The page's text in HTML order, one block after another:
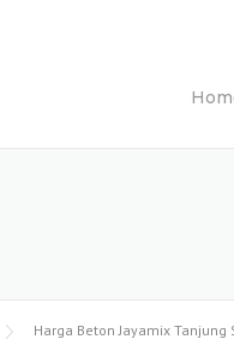
Harga Beton Jayamix Tanjung